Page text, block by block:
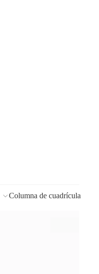
Columna de cuadrícula